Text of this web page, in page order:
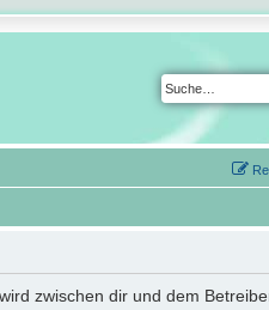
zwischen dir und dem